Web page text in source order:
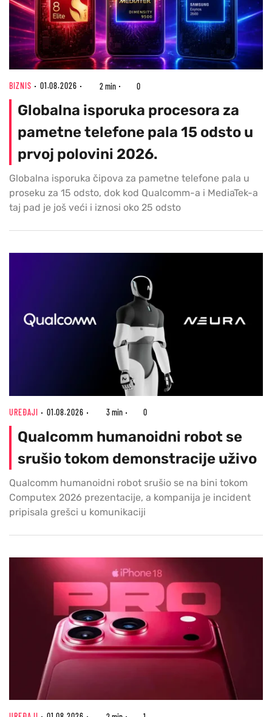
BIZNIS 01.08.2026 2 min 0
Globalna isporuka procesora za
pametne telefone pala 15 odsto u
prvoj polovini 2026.
Globalna isporuka čipova za pametne telefone pala u
proseku za 15 odsto, dok kod Qualcomm-a i MediaTek-a
taj pad je još veći i iznosi oko 25 odsto
UREĐAJI 01.08.2026 3 min 0
Qualcomm humanoidni robot se
srušio tokom demonstracije uživo
Qualcomm humanoidni robot srušio se na bini tokom
Computex 2026 prezentacije, a kompanija je incident
pripisala grešci u komunikaciji